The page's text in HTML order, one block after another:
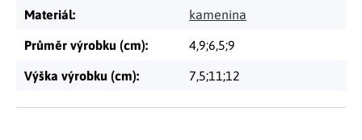
Materiál: kamenina
Průměr výrobku (cm): 4,9;6,5;9
Výška výrobku (cm): 7,5;11;12